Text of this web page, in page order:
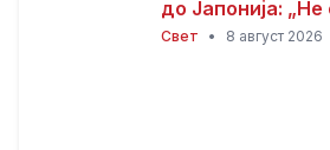
до Јапонија: „Не
оган“
Свет • 8 август 2026